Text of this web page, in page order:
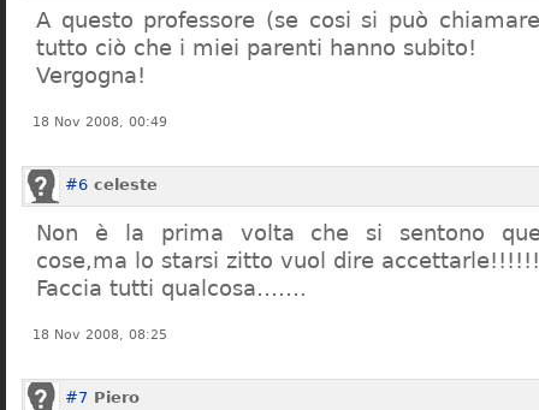
A questo professore (se cosi si può
tutto ciò che i miei parenti hanno subito!
Vergogna!
18 Nov 2008, 00:49
#6 celeste
Non è la prima volta che si sentono
cose,ma lo starsi zitto vuol dire accettarle!!!!!!
Faccia tutti qualcosa…….
18 Nov 2008, 08:25
#7 Piero